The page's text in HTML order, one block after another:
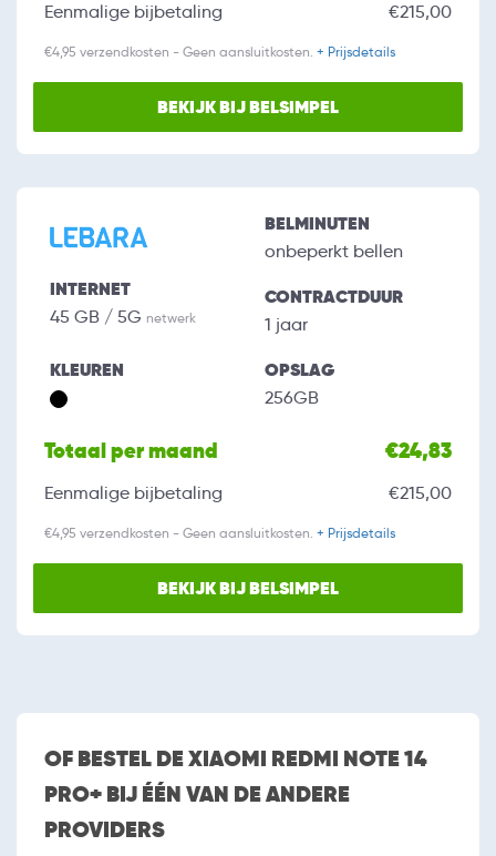
Eenmalige bijbetaling €215,00
€4,95 verzendkosten - Geen aansluitkosten. + Prijsdetails
BEKIJK BIJ BELSIMPEL
INTERNET
45 GB / 5G netwerk
BELMINUTEN
onbeperkt bellen
CONTRACTDUUR
1 jaar
KLEUREN OPSLAG
256GB
Totaal per maand €24,83
Eenmalige bijbetaling €215,00
€4,95 verzendkosten - Geen aansluitkosten. + Prijsdetails
BEKIJK BIJ BELSIMPEL
OF BESTEL DE XIAOMI REDMI NOTE 14
PRO+ BIJ ÉÉN VAN DE ANDERE
PROVIDERS